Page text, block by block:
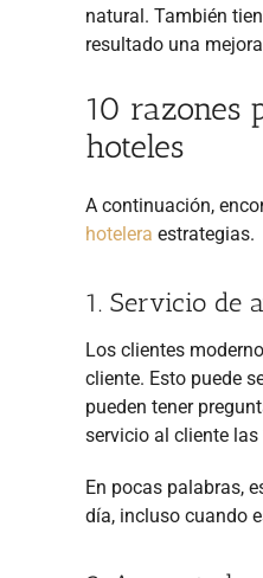
natural. También
resultado una
10 razones
hoteles
A continuación,
hotelera estrategias.
1. Servicio de
Los clientes
cliente. Esto puede
pueden tener
servicio al cliente
En pocas palabras,
día, incluso cuando